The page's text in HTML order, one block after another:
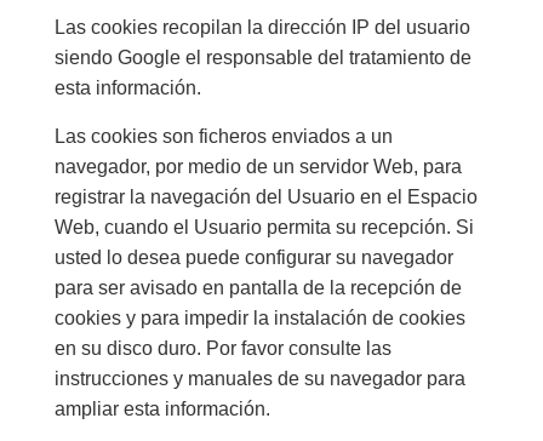
Las cookies recopilan la dirección IP del usuario
siendo Google el responsable del tratamiento de
esta información.
Las cookies son ficheros enviados a un
navegador, por medio de un servidor Web, para
registrar la navegación del Usuario en el Espacio
Web, cuando el Usuario permita su recepción. Si
usted lo desea puede configurar su navegador
para ser avisado en pantalla de la recepción de
cookies y para impedir la instalación de cookies
en su disco duro. Por favor consulte las
instrucciones y manuales de su navegador para
ampliar esta información.